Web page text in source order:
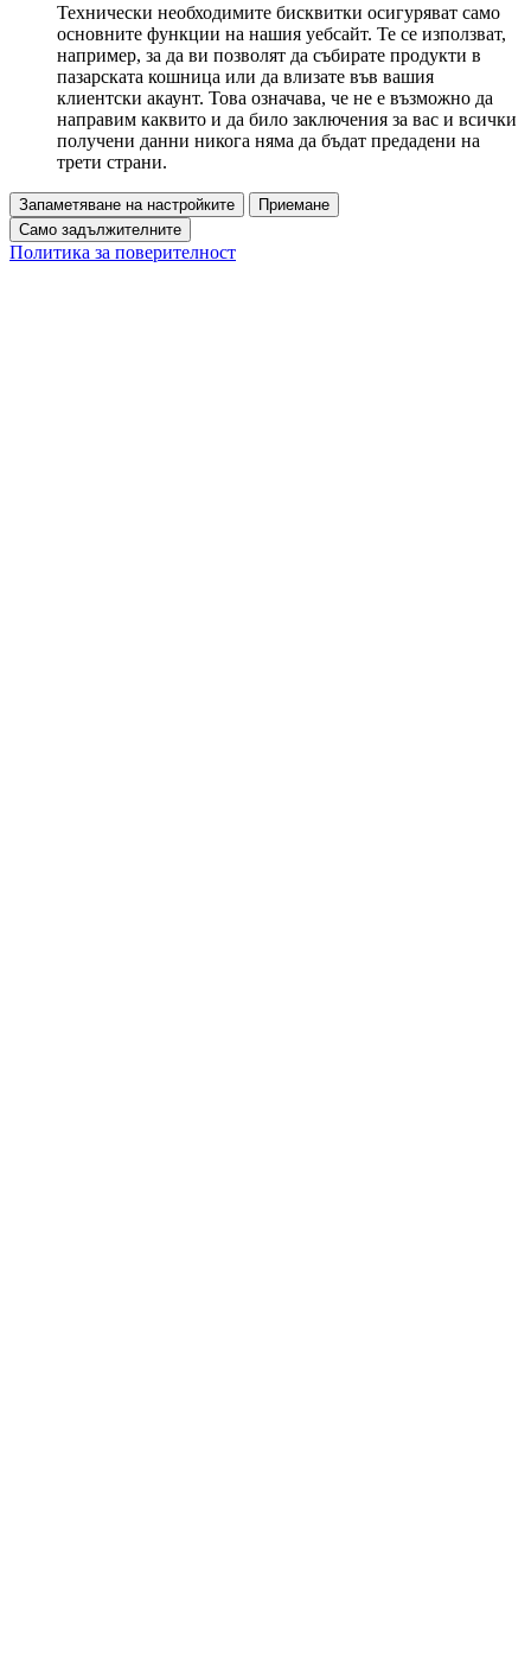
Технически необходимите бисквитки осигуряват само
основните функции на нашия уебсайт. Те се използват,
например, за да ви позволят да събирате продукти в
пазарската кошница или да влизате във вашия
клиентски акаунт. Това означава, че не е възможно да
направим каквито и да било заключения за вас и всички
получени данни никога няма да бъдат предадени на
трети страни.
Запаметяване на настройките
Приемане
Само задължителните
Политика за поверителност